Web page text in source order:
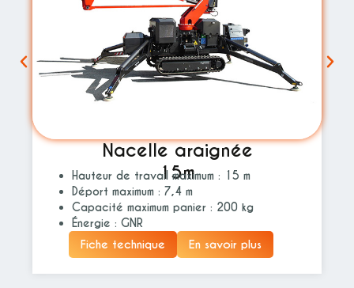
Nacelle araignée
15m
Hauteur de travail maximum : 15 m
Déport maximum : 7,4 m
Capacité maximum panier : 200 kg
Énergie : GNR
Fiche technique
En savoir plus